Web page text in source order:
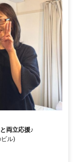
両立応援♪
ル)